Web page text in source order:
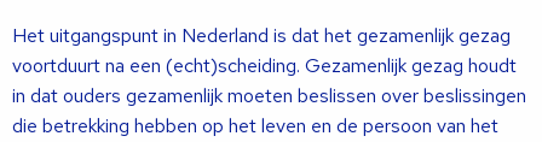
Het uitgangspunt in Nederland is dat het gezamenlijk gezag
voortduurt na een (echt)scheiding. Gezamenlijk gezag houdt
in dat ouders gezamenlijk moeten beslissen over beslissingen
die betrekking hebben op het leven en de persoon van het